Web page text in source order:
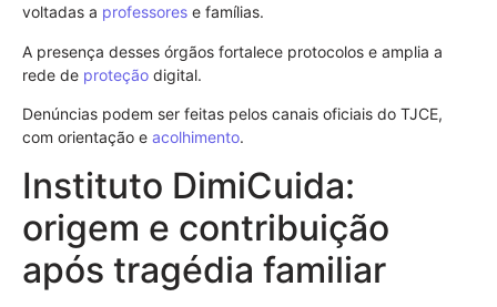
voltadas a professores e famílias.
A presença desses órgãos fortalece protocolos e amplia a
rede de proteção digital.
Denúncias podem ser feitas pelos canais oficiais do TJCE,
com orientação e acolhimento.
Instituto DimiCuida:
origem e contribuição
após tragédia familiar